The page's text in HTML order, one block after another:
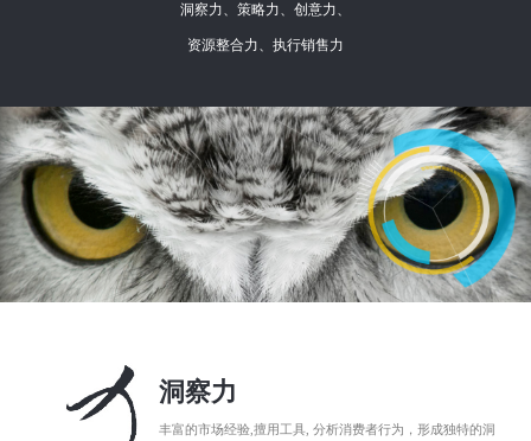
洞察力、策略力、创意力、
资源整合力、执行销售力
洞察力
丰富的市场经验,擅用工具, 分析消费者行为，形成独特的洞